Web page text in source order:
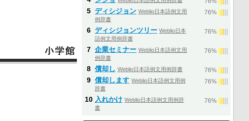
5 ディシジョン Weblio日本語例文用
例辞書
76%
6 ディシジョンツリー Weblio日本
語例文用例辞書
76%
7 企業セミナー Weblio日本語例文用
例辞書
76%
8 償却し Weblio日本語例文用例辞書 76%
9 償却します Weblio日本語例文用例
辞書
76%
10 入れかけ Weblio日本語例文用例辞
書
76%